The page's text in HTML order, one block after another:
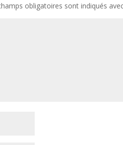
obligatoires sont indiqués